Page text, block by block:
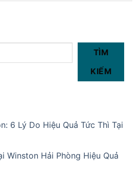
TÌM
KIẾM
6 Lý Do Hiệu Quả Tức Thì Tại
Winston Hải Phòng Hiệu Quả